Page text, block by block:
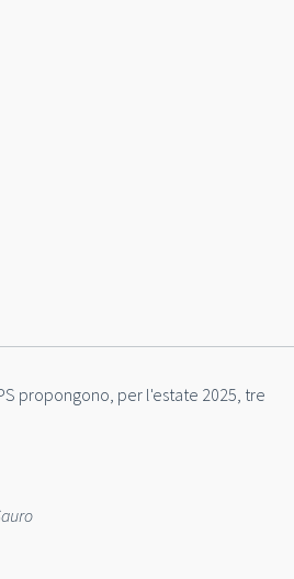
propongono, per l'estate 2025, tre